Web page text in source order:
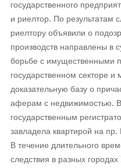
государственного
и риелтор. По результатам
риелтору объявили о
производств направлены в
борьбе с имущественными
государственном секторе
доказательную базу о
аферам с недвижимостью.
государственным
завладела квартирой на
В течение длительного
следствия в разных